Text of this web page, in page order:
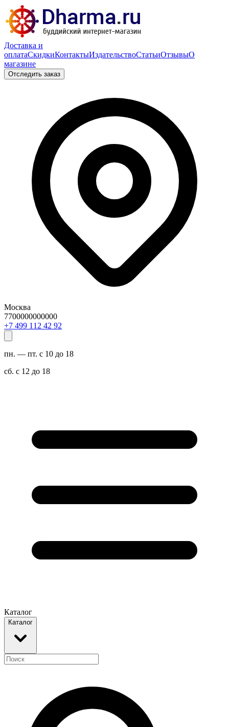
Доставка и
оплатаСкидкиКонтактыИздательствоСтатьиОтзывыО
магазине
Отследить заказ
Москва
7700000000000
29 24 211 994 7+
пн. — пт. с 10 до 18
сб. с 12 до 18
Каталог
Каталог